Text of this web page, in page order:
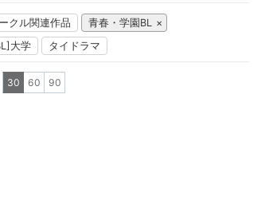
雑誌読み放題
クル関連作品
青春・学園BL
大学 タイドラマ
30 60 90